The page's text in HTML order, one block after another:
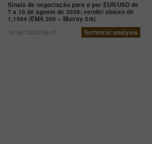
Sinais de negociação para o par EUR/USD de
7 a 10 de agosto de 2026: vender abaixo de
1,1564 (EMA 200 – Murray 5/8)
14:46 2026-08-07
Technical analysis